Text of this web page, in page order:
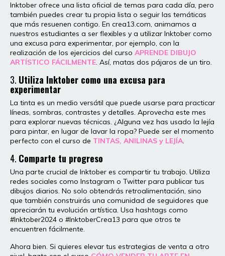
Inktober ofrece una lista oficial de temas para cada día, pero
también puedes crear tu propia lista o seguir las temáticas
que más resuenen contigo. En crea13.com, animamos a
nuestros estudiantes a ser flexibles y a utilizar Inktober como
una excusa para experimentar, por ejemplo, con la
realización de los ejercicios del curso APRENDE DIBUJO
ARTÍSTICO FÁCILMENTE. Así, matas dos pájaros de un tiro.
3. Utiliza Inktober como una excusa para
experimentar
La tinta es un medio versátil que puede usarse para practicar
líneas, sombras, contrastes y detalles. Aprovecha este mes
para explorar nuevas técnicas. ¿Alguna vez has usado la lejía
para pintar, en lugar de lavar la ropa? Puede ser el momento
perfecto con el curso de TINTAS, ANILINAS y LEJÍA.
4. Comparte tu progreso
Una parte crucial de Inktober es compartir tu trabajo. Utiliza
redes sociales como Instagram o Twitter para publicar tus
dibujos diarios. No solo obtendrás retroalimentación, sino
que también construirás una comunidad de seguidores que
apreciarán tu evolución artística. Usa hashtags como
#Inktober2024 o #InktoberCrea13 para que otros te
encuentren fácilmente.
Ahora bien. Si quieres elevar tus estrategias de venta a otro